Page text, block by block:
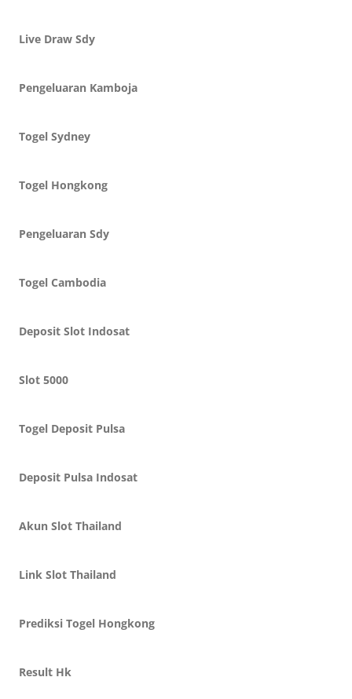
Live Draw Sdy
Pengeluaran Kamboja
Togel Sydney
Togel Hongkong
Pengeluaran Sdy
Togel Cambodia
Deposit Slot Indosat
Slot 5000
Togel Deposit Pulsa
Deposit Pulsa Indosat
Akun Slot Thailand
Link Slot Thailand
Prediksi Togel Hongkong
Result Hk